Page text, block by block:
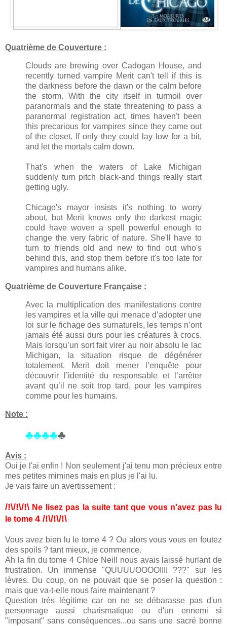
Quatrième de Couverture :
Clouds are brewing over Cadogan House, and
recently turned vampire Merit can't tell if this is
the darkness before the dawn or the calm before
the storm. With the city itself in turmoil over
paranormals and the state threatening to pass a
paranormal registration act, times haven't been
this precarious for vampires since they came out
of the closet. If only they could lay low for a bit,
and let the mortals calm down.
That's when the waters of Lake Michigan
suddenly turn pitch black-and things really start
getting ugly.
Chicago's mayor insists it's nothing to worry
about, but Merit knows only the darkest magic
could have woven a spell powerful enough to
change the very fabric of nature. She'll have to
turn to friends old and new to find out who's
behind this, and stop them before it's too late for
vampires and humans alike.
Quatrième de Couverture Française :
Avec la multiplication des manifestations contre
les vampires et la ville qui menace d’adopter une
loi sur le fichage des surnaturels, les temps n’ont
jamais été aussi durs pour les créatures à crocs.
Mais lorsqu’un sort fait virer au noir absolu le lac
Michigan, la situation risque de dégénérer
totalement. Merit doit mener l’enquête pour
découvrir l’identité du responsable et l’arrêter
avant qu’il ne soit trop tard, pour les vampires
comme pour les humains.
Note :
♣♣♣♣♣
Avis :
Oui je l'ai enfin ! Non seulement j'ai tenu mon précieux entre
mes petites mimines mais en plus je l'ai lu.
Je vais faire un avertissement :
/!\/!\/!\ Ne lisez pas la suite tant que vous n'avez pas lu
le tome 4 /!\/!\/!\
Vous avez bien lu le tome 4 ? Ou alors vous vous en foutez
des spoils ? tant mieux, je commence.
Ah la fin du tome 4 Chloe Neill nous avais laissé hurlant de
frustration. Un immense "QUUUUOOOOIIII ???" sur les
lèvres. Du coup, on ne pouvait que se poser la question :
mais que va-t-elle nous faire maintenant ?
Question très légitime car on ne se débarasse pas d'un
personnage aussi charismatique ou d'un ennemi si
"imposant" sans conséquences...ou sans une sacré bonne